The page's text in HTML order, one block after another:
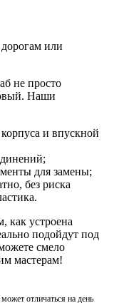
или
не просто
Наши
и впускной
для замены;
без риска
как устроена
подойдут под
смело
мастерам!
отличаться на день